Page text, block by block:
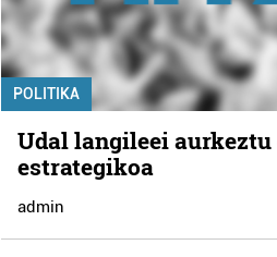
POLITIKA
Udal langileei
estrategikoa
admin